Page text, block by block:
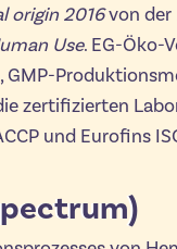
origin 2016von der
Use. EG-Öko-
GMP-
zertifizierten
und Eurofins